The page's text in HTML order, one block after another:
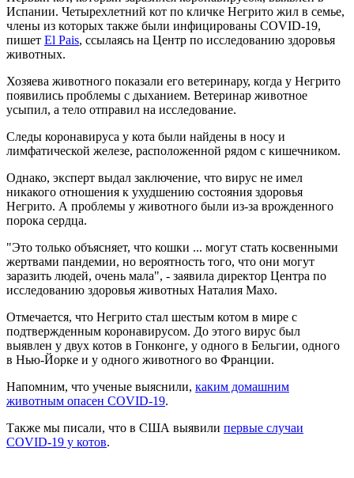
Испании. Четырехлетний кот по кличке Негрито жил в семье,
члены из которых также были инфицированы COVID-19,
пишет El Pais, ссылаясь на Центр по исследованию здоровья
животных.
Хозяева животного показали его ветеринару, когда у Негрито
появились проблемы с дыханием. Ветеринар животное
усыпил, а тело отправил на исследование.
Следы коронавируса у кота были найдены в носу и
лимфатической железе, расположенной рядом с кишечником.
Однако, эксперт выдал заключение, что вирус не имел
никакого отношения к ухудшению состояния здоровья
Негрито. А проблемы у животного были из-за врожденного
порока сердца.
"Это только объясняет, что кошки ... могут стать косвенными
жертвами пандемии, но вероятность того, что они могут
заразить людей, очень мала", - заявила директор Центра по
исследованию здоровья животных Наталия Махо.
Отмечается, что Негрито стал шестым котом в мире с
подтвержденным коронавирусом. До этого вирус был
выявлен у двух котов в Гонконге, у одного в Бельгии, одного
в Нью-Йорке и у одного животного во Франции.
Напомним, что ученые выяснили, каким домашним
животным опасен COVID-19.
Также мы писали, что в США выявили первые случаи
COVID-19 у котов.